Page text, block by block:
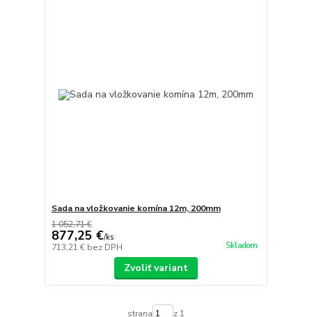
Sada na vložkovanie komína 12m, 200mm
1 052,71 €
877,25 €/ks
713,21 € bez DPH Skladom
Zvoliť variant
strana z 1